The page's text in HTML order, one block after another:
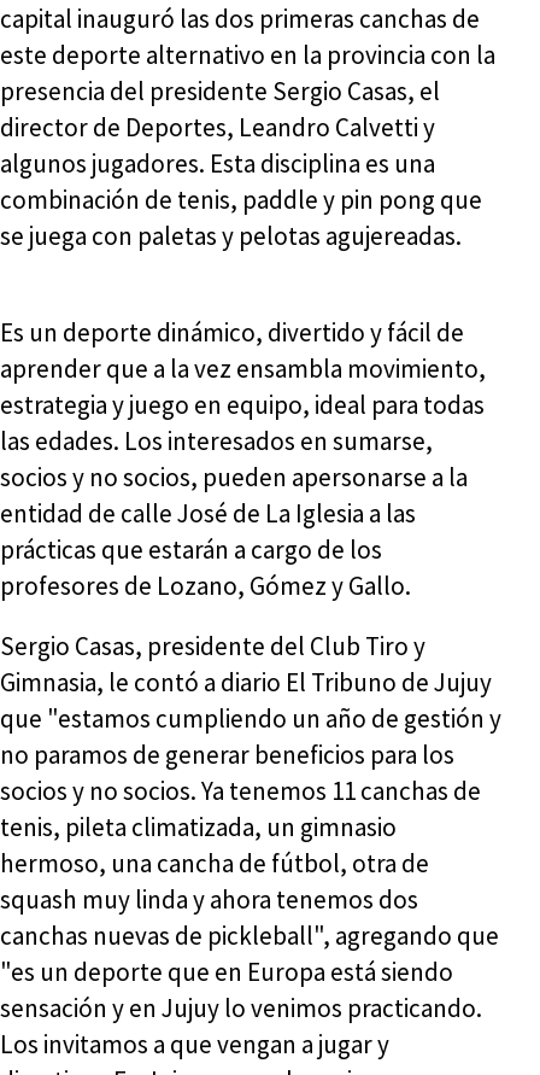
capital inauguró las dos primeras canchas de
este deporte alternativo en la provincia con la
presencia del presidente Sergio Casas, el
director de Deportes, Leandro Calvetti y
algunos jugadores. Esta disciplina es una
combinación de tenis, paddle y pin pong que
se juega con paletas y pelotas agujereadas.
Es un deporte dinámico, divertido y fácil de
aprender que a la vez ensambla movimiento,
estrategia y juego en equipo, ideal para todas
las edades. Los interesados en sumarse,
socios y no socios, pueden apersonarse a la
entidad de calle José de La Iglesia a las
prácticas que estarán a cargo de los
profesores de Lozano, Gómez y Gallo.
Sergio Casas, presidente del Club Tiro y
Gimnasia, le contó a diario El Tribuno de Jujuy
que "estamos cumpliendo un año de gestión y
no paramos de generar beneficios para los
socios y no socios. Ya tenemos 11 canchas de
tenis, pileta climatizada, un gimnasio
hermoso, una cancha de fútbol, otra de
squash muy linda y ahora tenemos dos
canchas nuevas de pickleball", agregando que
"es un deporte que en Europa está siendo
sensación y en Jujuy lo venimos practicando.
Los invitamos a que vengan a jugar y